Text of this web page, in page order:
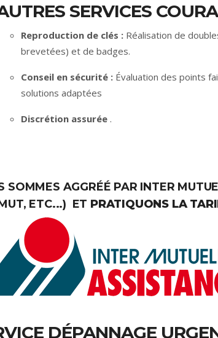
SERVICES
Reproduction de clés : Réalisation de
brevetées) et de badges.
Conseil en sécurité : Évaluation des points
solutions adaptées
Discrétion assurée .
SOMMES AGGRÉÉ PAR INTER
ETC...) ET PRATIQUONS LA
DÉPANNAGE